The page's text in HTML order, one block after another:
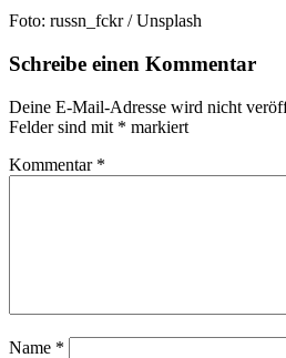
Foto: russn_fckr / Unsplash
Schreibe einen Kommentar
Deine E-Mail-Adresse wird nicht
Felder sind mit * markiert
Kommentar *
Name *